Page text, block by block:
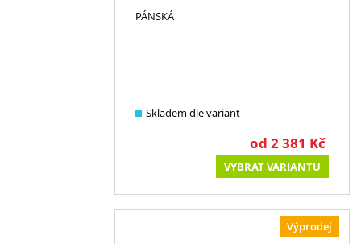
PÁNSKÁ
Skladem dle variant
od 2 381 Kč
VYBRAT VARIANTU
Výprodej